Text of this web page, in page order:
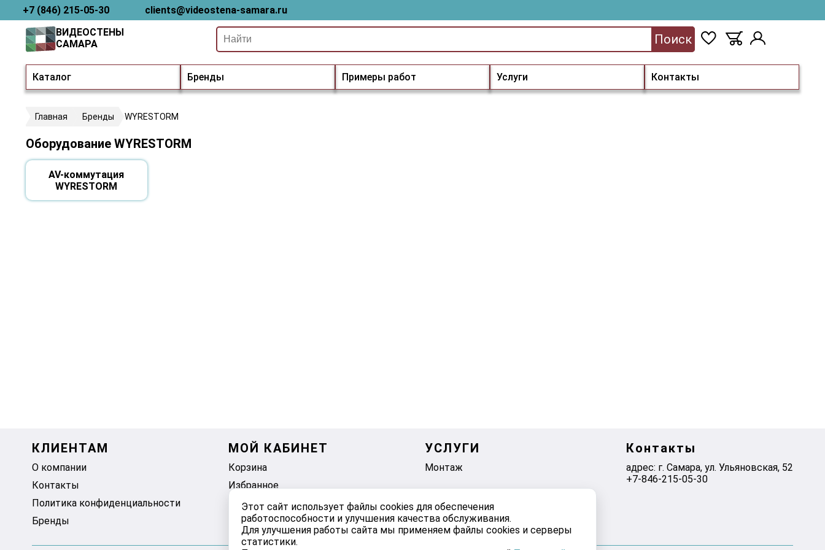
Этот сайт использует файлы cookies для обеспечения
работоспособности и улучшения качества обслуживания.
Для улучшения работы сайта мы применяем файлы cookies и серверы
статистики.
+7 (846) 215-05-30 clients@videostena-samara.ru
Каталог Бренды Примеры работ Услуги Контакты
ВИДЕОСТЕНЫ
САМАРА
Поиск
Главная Бренды WYRESTORM
Оборудование WYRESTORM
AV-коммутация
WYRESTORM
КЛИЕНТАМ
О компании
Контакты
Политика конфиденциальности
Бренды
МОЙ КАБИНЕТ
Корзина
Избранное
УСЛУГИ
Монтаж
Контакты
адрес: г. Самара, ул. ​Ульяновская, 52
+7-846-215-05-30